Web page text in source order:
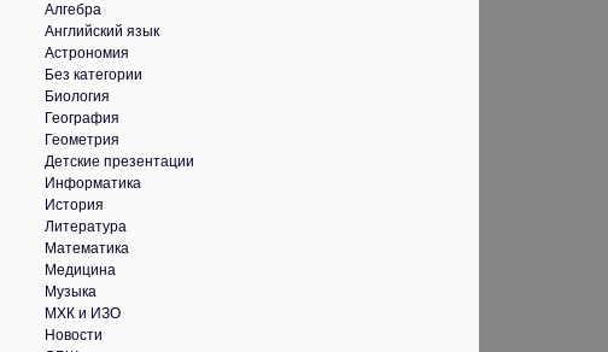
Алгебра
Английский язык
Астрономия
Без категории
Биология
География
Геометрия
Детские презентации
Информатика
История
Литература
Математика
Медицина
Музыка
МХК и ИЗО
Новости